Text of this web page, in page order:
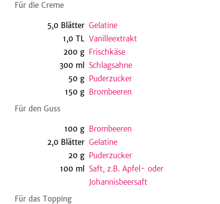
Für die Creme
5,0 Blätter Gelatine
1,0 TL Vanilleextrakt
200 g Frischkäse
300 ml
Schlagsahne
50 g Puderzucker
150 g Brombeeren
Für den Guss
100 g Brombeeren
2,0 Blätter Gelatine
20 g Puderzucker
100 ml
Saft, z.B. Apfel- oder
Johannisbeersaft
Für das Topping